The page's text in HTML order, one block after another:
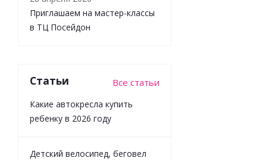
Приглашаем на мастер-классы
в ТЦ Посейдон
Статьи Все статьи
Какие автокресла купить
ребенку в 2026 году
Детский велосипед, беговел